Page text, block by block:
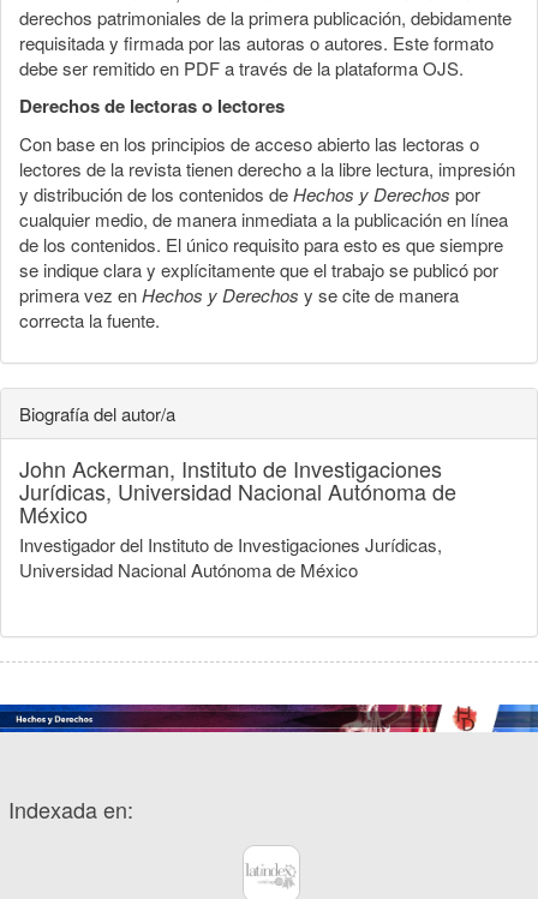
derechos patrimoniales de la primera publicación, debidamente
requisitada y firmada por las autoras o autores. Este formato
debe ser remitido en PDF a través de la plataforma OJS.
Derechos de lectoras o lectores
Con base en los principios de acceso abierto las lectoras o
lectores de la revista tienen derecho a la libre lectura, impresión
y distribución de los contenidos deHechos y Derechos por
cualquier medio, de manera inmediata a la publicación en línea
de los contenidos. El único requisito para esto es que siempre
se indique clara y explícitamente que el trabajo se publicó por
primera vez enHechos y Derechos y se cite de manera
correcta la fuente.
Biografía del autor/a
John Ackerman, Instituto de Investigaciones
Jurídicas, Universidad Nacional Autónoma de
México
Investigador del Instituto de Investigaciones Jurídicas,
Universidad Nacional Autónoma de México
Indexada en: